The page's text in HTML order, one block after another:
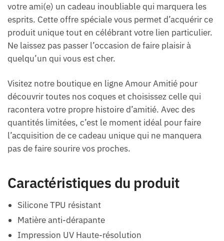
votre ami(e) un cadeau inoubliable qui marquera les
esprits. Cette offre spéciale vous permet d’acquérir ce
produit unique tout en célébrant votre lien particulier.
Ne laissez pas passer l’occasion de faire plaisir à
quelqu’un qui vous est cher.
Visitez notre boutique en ligne Amour Amitié pour
découvrir toutes nos coques et choisissez celle qui
racontera votre propre histoire d’amitié. Avec des
quantités limitées, c’est le moment idéal pour faire
l’acquisition de ce cadeau unique qui ne manquera
pas de faire sourire vos proches.
Caractéristiques du produit
Silicone TPU résistant
Matière anti-dérapante
Impression UV Haute-résolution